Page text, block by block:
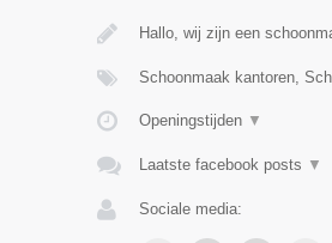
Hallo, wij zijn een
Schoonmaak kantoren,
Openingstijden ▼
Laatste facebook posts ▼
Sociale media: